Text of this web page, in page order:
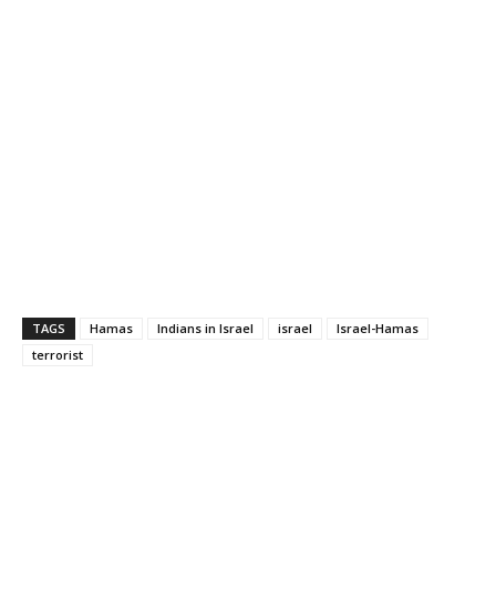
TAGS Hamas Indians in Israel israel
Israel-Hamas
terrorist